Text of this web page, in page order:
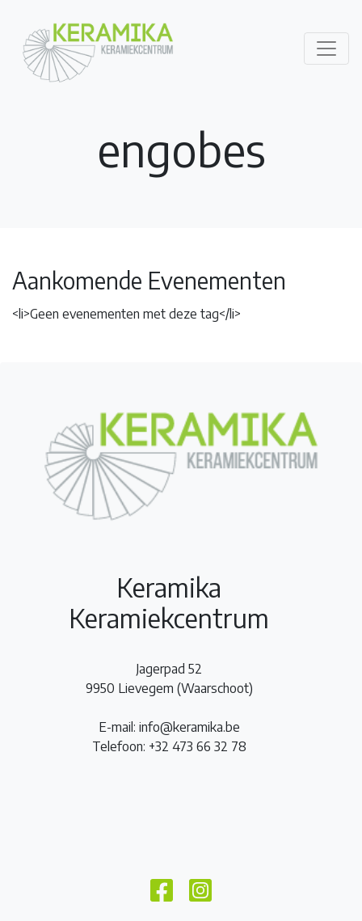
engobes
Aankomende Evenementen
<li>Geen evenementen met deze tag</li>
Keramika
Keramiekcentrum
Jagerpad 52
9950 Lievegem (Waarschoot)
E-mail: info@keramika.be
Telefoon: +32 473 66 32 78